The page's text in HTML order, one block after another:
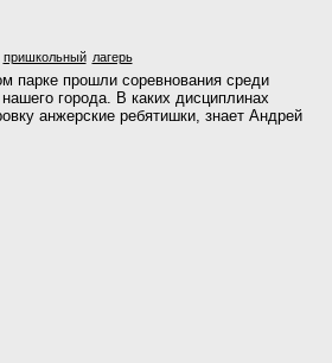
пришкольный лагерь
парке прошли соревнования среди
города. В каких дисциплинах
анжерские ребятишки, знает Андрей